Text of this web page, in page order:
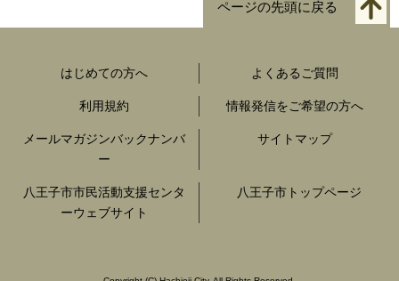
ページの先頭に戻る
はじめての方へ よくあるご質問
利用規約 情報発信をご希望の方へ
メールマガジンバックナンバ
ー
サイトマップ
八王子市市民活動支援センタ
ーウェブサイト
八王子市トップページ